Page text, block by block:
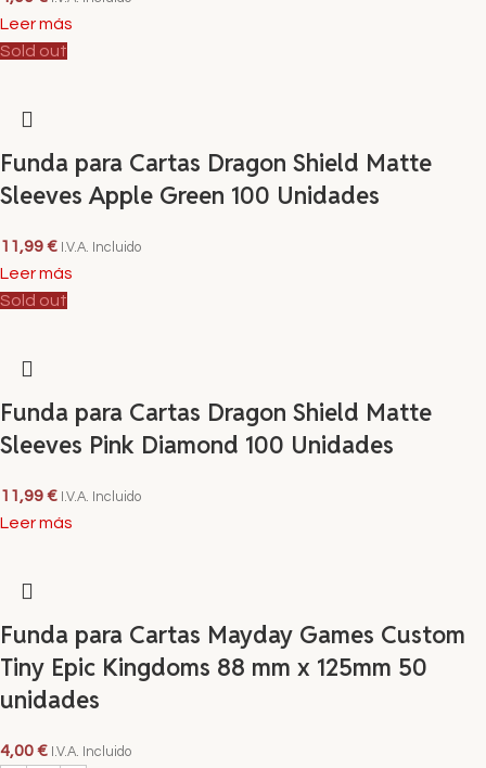
Leer más
Sold out
Funda para Cartas Dragon Shield Matte
Sleeves Apple Green 100 Unidades
11,99€ I.V.A. Incluido
Leer más
Sold out
Funda para Cartas Dragon Shield Matte
Sleeves Pink Diamond 100 Unidades
11,99€ I.V.A. Incluido
Leer más
Funda para Cartas Mayday Games Custom
Tiny Epic Kingdoms 88 mm x 125mm 50
unidades
4,00€ I.V.A. Incluido